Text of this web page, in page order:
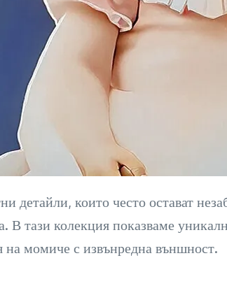
детайли, които често остават
тази колекция показваме
на момиче с извънредна външност.